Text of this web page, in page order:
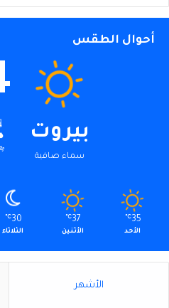
أحوال الطقس
بيروت
سماء صافية
35
℃
الأحد
37
℃
الأثنين
30
℃
الثلاثاء
الأشهر